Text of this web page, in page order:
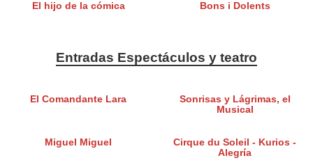
El hijo de la cómica Bons i Dolents
Entradas Espectáculos y teatro
El Comandante Lara
Sonrisas y Lágrimas, el
Musical
Miguel Miguel
Cirque du Soleil - Kurios -
Alegría